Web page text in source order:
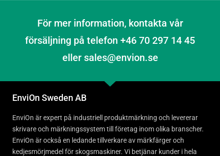
För mer information, kontakta vår
försäljning på telefon +46 70 297 14 45
eller sales@envion.se
EnviOn Sweden AB
EnviOn är expert på industriell produktmärkning och levererar
skrivare och märkningssystem till företag inom olika branscher.
EnviOn är också en ledande tillverkare av märkfärger och
kedjesmörjmedel för skogsmaskiner. Vi betjänar kunder i hela